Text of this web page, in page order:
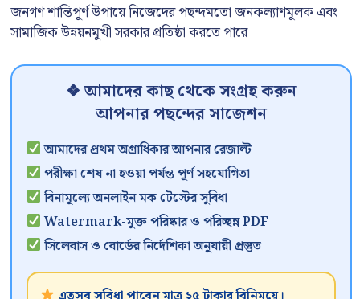
জনগণ শান্তিপূর্ণ উপায়ে নিজেদের পছন্দমতো জনকল্যাণমূলক এবং
সামাজিক উন্নয়নমুখী সরকার প্রতিষ্ঠা করতে পারে।
❖ আমাদের কাছ থেকে সংগ্রহ করুন
আপনার পছন্দের সাজেশন
আমাদের প্রথম অগ্রাধিকার আপনার রেজাল্ট
পরীক্ষা শেষ না হওয়া পর্যন্ত পূর্ণ সহযোগিতা
বিনামূল্যে অনলাইন মক টেস্টের সুবিধা
Watermark-মুক্ত পরিষ্কার ও পরিচ্ছন্ন PDF
সিলেবাস ও বোর্ডের নির্দেশিকা অনুযায়ী প্রস্তুত